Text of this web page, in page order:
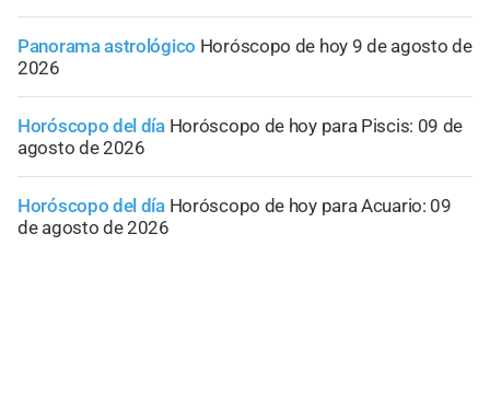
Panorama astrológico Horóscopo de hoy 9 de agosto de
2026
Horóscopo del día Horóscopo de hoy para Piscis: 09 de
agosto de 2026
Horóscopo del día Horóscopo de hoy para Acuario: 09
de agosto de 2026